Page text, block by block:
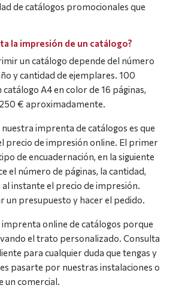
de catálogos promocionales que
la impresión de un catálogo?
un catálogo depende del número
y cantidad de ejemplares. 100
A4 en color de 16 páginas,
€ aproximadamente.
imprenta de catálogos es que
precio de impresión online. El primer
de encuadernación, en la siguiente
el número de páginas, la cantidad,
instante el precio de impresión.
un presupuesto y hacer el pedido.
online de catálogos porque
el trato personalizado. Consulta
para cualquier duda que tengas y
pasarte por nuestras instalaciones o
un comercial.